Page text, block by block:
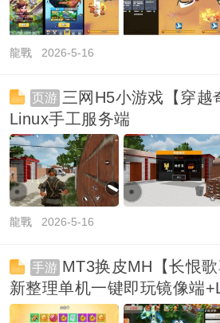
龍戰2026-5-16
页游 三网H5小游戏【穿越
Linux手工服务端
龍戰2026-5-16
手游 MT3换皮MH【长恨
新整理单机一键即玩镜像端
+安卓苹果